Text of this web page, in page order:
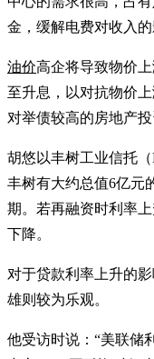
金，缓解电费对收入的
油价高企将导致物价
至升息，以对抗物价
对举债较高的房地产
胡悠以丰树工业信托（
丰树有大约总值6亿元
期。若再融资时利率
下降。
对于贷款利率上升的
雄则较为乐观。
他受访时说：“美联储